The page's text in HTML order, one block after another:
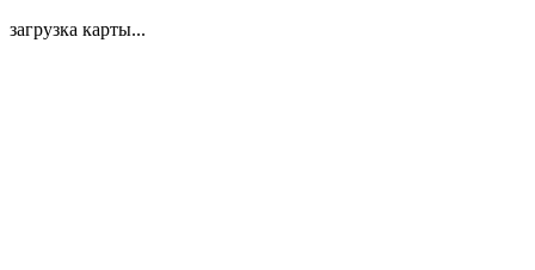
загрузка карты...